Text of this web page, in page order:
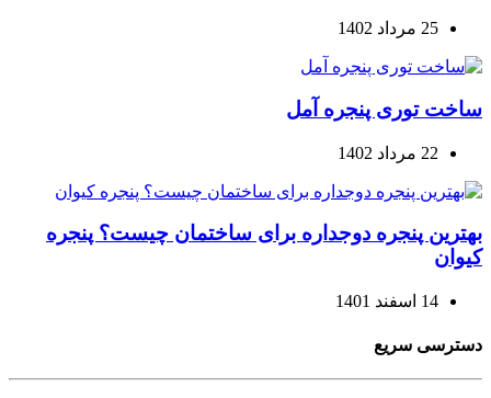
25 مرداد 1402
ساخت توری پنجره آمل
22 مرداد 1402
بهترین پنجره دوجداره برای ساختمان چیست؟ پنجره
کیوان
14 اسفند 1401
دسترسی سریع